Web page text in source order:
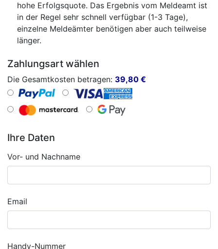
hohe Erfolgsquote. Das Ergebnis vom Meldeamt ist
in der Regel sehr schnell verfügbar (1-3 Tage),
einzelne Meldeämter benötigen aber auch teilweise
länger.
Zahlungsart wählen
Die Gesamtkosten betragen: 39,80 €
Ihre Daten
Vor- und Nachname
Email
Handy-Nummer